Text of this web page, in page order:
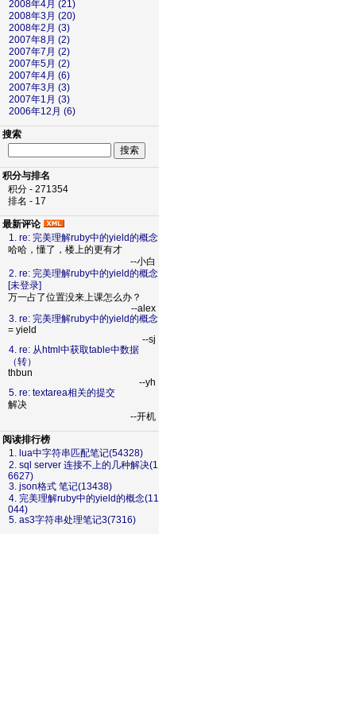
2008年4月 (21)
2008年3月 (20)
2008年2月 (3)
2007年8月 (2)
2007年7月 (2)
2007年5月 (2)
2007年4月 (6)
2007年3月 (3)
2007年1月 (3)
2006年12月 (6)
搜索
积分与排名
积分 - 271354
排名 - 17
最新评论
1. re: 完美理解ruby中的yield的概念
哈哈，懂了，楼上的更有才
--小白
2. re: 完美理解ruby中的yield的概念
[未登录]
万一占了位置没来上课怎么办？
--alex
3. re: 完美理解ruby中的yield的概念
= yield
--sj
4. re: 从html中获取table中数据
（转）
thbun
--yh
5. re: textarea相关的提交
解决
--开机
阅读排行榜
1. lua中字符串匹配笔记(54328)
2. sql server 连接不上的几种解决(1
6627)
3. json格式 笔记(13438)
4. 完美理解ruby中的yield的概念(11
044)
5. as3字符串处理笔记3(7316)